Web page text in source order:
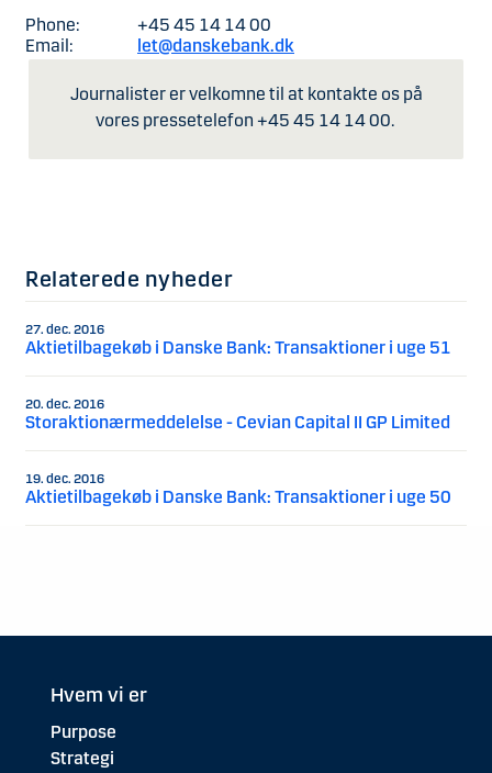
Phone:
+45 45 14 14 00
Email:
let@danskebank.dk
Journalister er velkomne til at kontakte os på
vores pressetelefon +45 45 14 14 00.
Relaterede nyheder
27. dec. 2016
Aktietilbagekøb i Danske Bank: Transaktioner i uge 51
20. dec. 2016
Storaktionærmeddelelse - Cevian Capital II GP Limited
19. dec. 2016
Aktietilbagekøb i Danske Bank: Transaktioner i uge 50
Hvem vi er
Purpose
Strategi